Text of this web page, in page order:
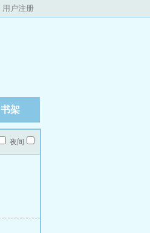
用户注册
书架
夜间